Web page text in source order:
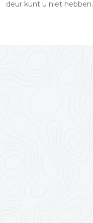
deur kunt u niet hebben.